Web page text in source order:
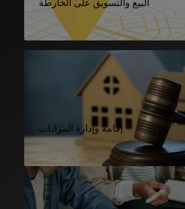
البيع والتسويق على الخارطة
إقامة وإدارة المزادات